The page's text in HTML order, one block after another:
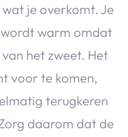
je overkomt. Je
warm omdat
het zweet. Het
voor te komen,
terugkeren
daarom dat de